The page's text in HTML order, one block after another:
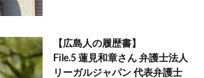
【広島人の履歴書】
File.5 蓮見和章さん 弁護士法人
リーガルジャパン 代表弁護士